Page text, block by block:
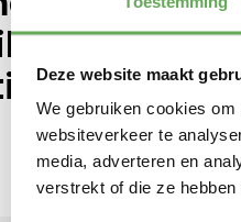
Deze website maakt
We gebruiken cookies
websiteverkeer te
media, adverteren en
verstrekt of die ze
Reinders